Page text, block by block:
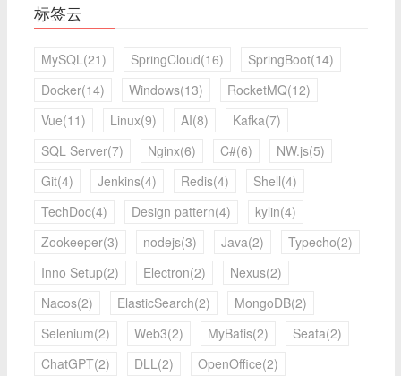
标签云
MySQL(21) SpringCloud(16)
SpringBoot(14)
Docker(14)
Windows(13)
RocketMQ(12)
Vue(11)
Linux(9) AI(8)
Kafka(7)
SQL Server(7)
Nginx(6) C#(6)
NW.js(5)
Git(4)
Jenkins(4) Redis(4)
Shell(4)
TechDoc(4)
Design pattern(4)
kylin(4)
Zookeeper(3)
nodejs(3) Java(2)
Typecho(2)
Inno Setup(2)
Electron(2)
Nexus(2)
Nacos(2)
ElasticSearch(2)
MongoDB(2)
Selenium(2)
Web3(2) MyBatis(2)
Seata(2)
ChatGPT(2)
DLL(2)
OpenOffice(2)